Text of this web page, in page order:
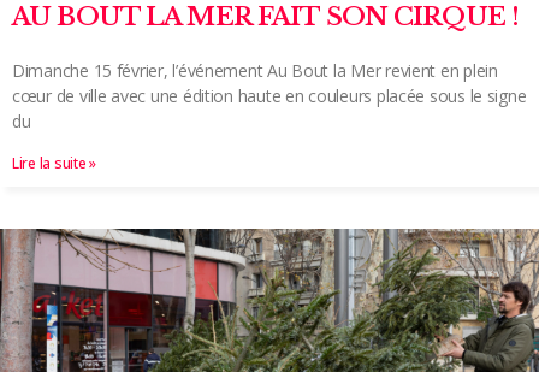
AU BOUT LA MER FAIT SON CIRQUE !
Dimanche 15 février, l’événement Au Bout la Mer revient en plein
cœur de ville avec une édition haute en couleurs placée sous le signe
du
Lire la suite »